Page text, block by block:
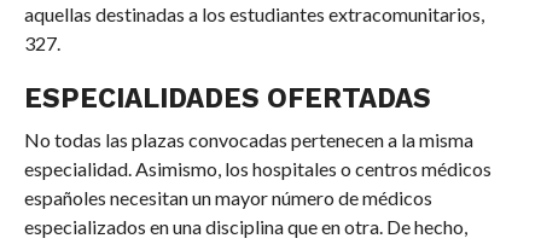
aquellas destinadas a los estudiantes extracomunitarios,
327.
ESPECIALIDADES OFERTADAS
No todas las plazas convocadas pertenecen a la misma
especialidad. Asimismo, los hospitales o centros médicos
españoles necesitan un mayor número de médicos
especializados en una disciplina que en otra. De hecho,